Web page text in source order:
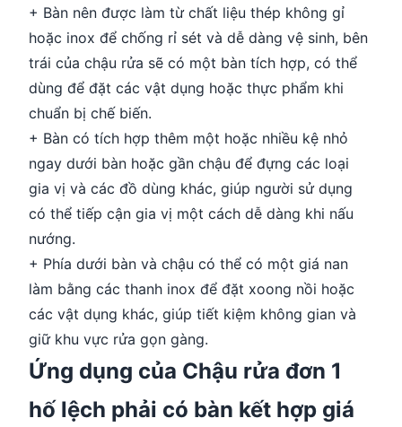
+ Bàn nên được làm từ chất liệu thép không gỉ
hoặc inox để chống rỉ sét và dễ dàng vệ sinh, bên
trái của chậu rửa sẽ có một bàn tích hợp, có thể
dùng để đặt các vật dụng hoặc thực phẩm khi
chuẩn bị chế biến.
+ Bàn có tích hợp thêm một hoặc nhiều kệ nhỏ
ngay dưới bàn hoặc gần chậu để đựng các loại
gia vị và các đồ dùng khác, giúp người sử dụng
có thể tiếp cận gia vị một cách dễ dàng khi nấu
nướng.
+ Phía dưới bàn và chậu có thể có một giá nan
làm bằng các thanh inox để đặt xoong nồi hoặc
các vật dụng khác, giúp tiết kiệm không gian và
giữ khu vực rửa gọn gàng.
Ứng dụng của Chậu rửa đơn 1
hố lệch phải có bàn kết hợp giá